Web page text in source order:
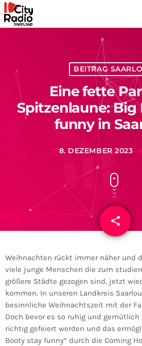
BEITRAG
Eine fette
Spitzenlaune: Big
funny in
today 8. DEZEMBER 2023
share
email
Weihnachten rückt immer näher und
viele junge Menschen die zum
größere Städte gezogen sind, jetzt
kommen. In unseren Landkreis
besinnliche Weihnachtszeit mit der
Doch bevor es so ruhig und
richtig gefeiert werden und das
Booty stay funny“ durch die Coming